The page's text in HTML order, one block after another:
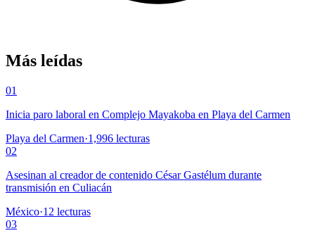
Más leídas
01
Inicia paro laboral en Complejo Mayakoba en Playa del Carmen
Playa del Carmen·1,996 lecturas
02
Asesinan al creador de contenido César Gastélum durante
transmisión en Culiacán
México·12 lecturas
03